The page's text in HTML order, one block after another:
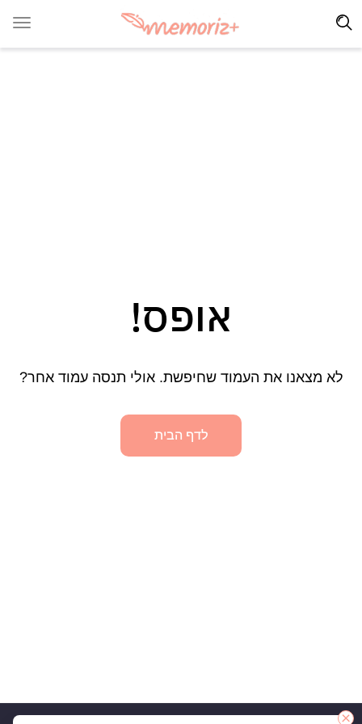
אופס!
לא מצאנו את העמוד שחיפשת. אולי תנסה עמוד אחר?
לדף הבית